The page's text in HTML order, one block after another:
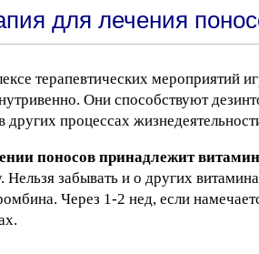
для лечения
терапевтических мероприятий
Они способствуют
других процессах
поносов принадлежит
Нельзя забывать и о других
Через 1-2 нед, если